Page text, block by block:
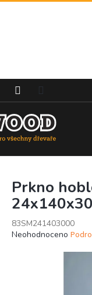
Přejít
Prkno
83SM241403000
Průměrné
Neohodnoceno